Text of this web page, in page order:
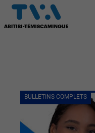
BULLETINS COMPLETS